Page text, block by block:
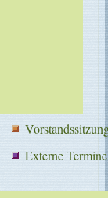
Externe Termine